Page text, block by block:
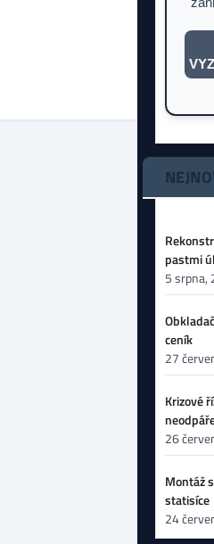
pastmi
5 srpna,
ceník
27
Krizové
26
Montáž
statisíce
24